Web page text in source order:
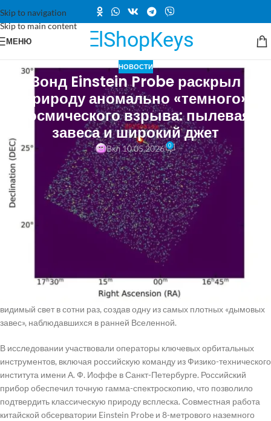
Skip to navigation
Skip to main content
МЕНЮ
НОВОСТИ
Зонд Einstein Probe раскрыл
природу аномально «темного»
космического взрыва: пылевая
завеса и широкий джет
Вкл 10.05.2026 0
Международная команда астрофизиков, включая российских
специалистов, успешно расшифровала данные о мощном гамма-
всплеске EP250416a. Этот уникальный всплеск был зафиксирован
16 апреля 2025 года в рамках миссии Einstein Probe. Событие
произошло из-за коллапса массивной звезды в галактике,
находящейся на расстоянии около 6,4 миллиарда парсек, и было
классифицировано как «тёмный гамма-всплеск». Несмотря на
значительный выброс энергии в рентгеновском и гамма-диапазонах,
всплеск остался почти незаметным для оптических телескопов.
Анализ показал, что это связано с чрезвычайно высокой
концентрацией пыли в родительской галактике, которая ослабила
видимый свет в сотни раз, создав одну из самых плотных «дымовых
завес», наблюдавшихся в ранней Вселенной.
В исследовании участвовали операторы ключевых орбитальных
инструментов, включая российскую команду из Физико-технического
института имени А. Ф. Иоффе в Санкт-Петербурге. Российский
прибор обеспечил точную гамма-спектроскопию, что позволило
подтвердить классическую природу всплеска. Совместная работа
китайской обсерватории Einstein Probe и 8-метрового наземного